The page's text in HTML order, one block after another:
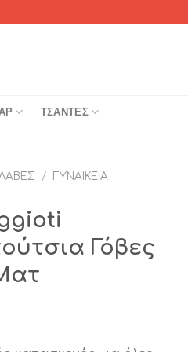
ΤΣΆΝΤΕΣ
/
ΓΥΝΑΙΚΕΊΑ
Γόβες